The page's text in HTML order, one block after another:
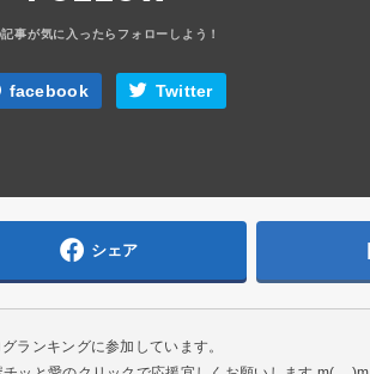
facebook Twitter
シェア
ランキングに参加しています。